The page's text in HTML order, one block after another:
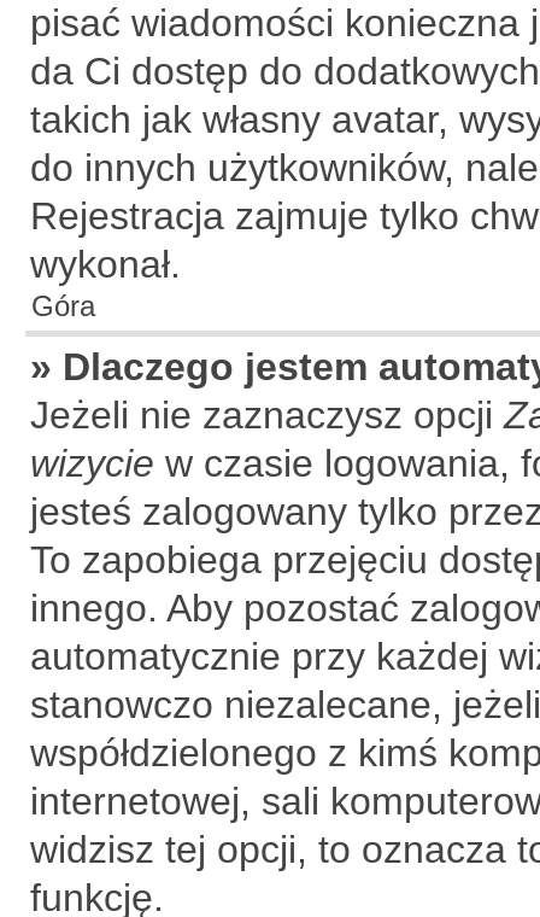
pisać wiadomości
da Ci dostęp do
takich jak własny avatar,
do innych użytkowników,
Rejestracja zajmuje tylko
wykonał.
Góra
» Dlaczego jestem
Jeżeli nie zaznaczysz opcji
wizycie w czasie logowania,
jesteś zalogowany tylko
To zapobiega przejęciu
innego. Aby pozostać
automatycznie przy każdej
stanowczo niezalecane,
współdzielonego z kimś
internetowej, sali
widzisz tej opcji, to oznacza
funkcję.